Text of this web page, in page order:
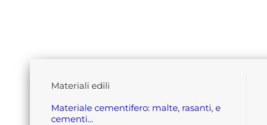
materiali edili
materiale cementifero: malte, rasanti, e
cementi…